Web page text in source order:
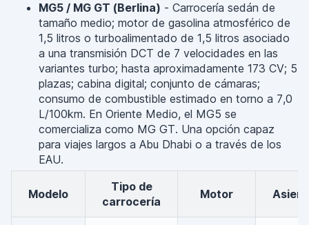
MG5 / MG GT (Berlina) - Carrocería sedán de
tamaño medio; motor de gasolina atmosférico de
1,5 litros o turboalimentado de 1,5 litros asociado
a una transmisión DCT de 7 velocidades en las
variantes turbo; hasta aproximadamente 173 CV; 5
plazas; cabina digital; conjunto de cámaras;
consumo de combustible estimado en torno a 7,0
L/100km. En Oriente Medio, el MG5 se
comercializa como MG GT. Una opción capaz
para viajes largos a Abu Dhabi o a través de los
EAU.
Modelo
Tipo de
carrocería
Motor